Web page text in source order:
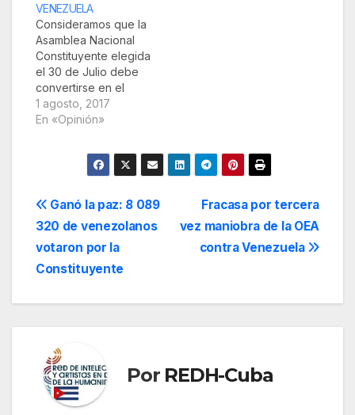
VENEZUELA
Consideramos que la
Asamblea Nacional
Constituyente elegida
el 30 de Julio debe
convertirse en el
escenario para el
diálogo y la
todas las fuerzas
políticas y sociales
solución a los
problemas que
afectan a la República
Bolivariana de
Venezuela, pero ante
todo, para alcanzar
1 agosto, 2017
En «Opinión»
Navegación
de
entradas
Fracasa por tercera
vez maniobra de la OEA
contra Venezuela
Ganó la paz: 8 089
320 de venezolanos
votaron por la
Constituyente
Por REDH-Cuba